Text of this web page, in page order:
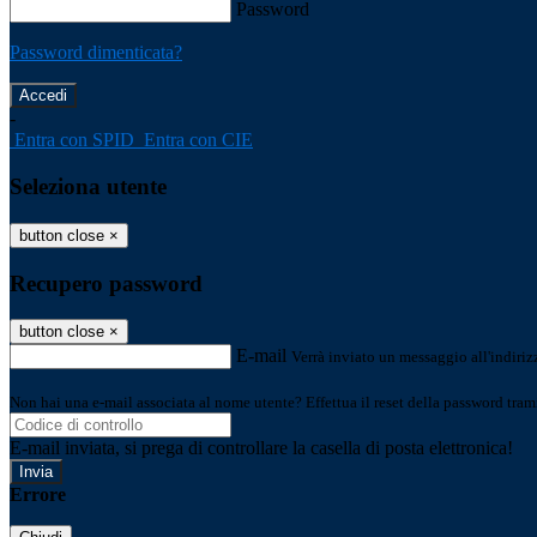
Password
Password dimenticata?
-
Entra con SPID Entra con CIE
Seleziona utente
button close ×
Recupero password
button close ×
E-mail Verrà inviato un messaggio
Non hai una e-mail associata al nome utente? Effettua il reset della password
E-mail inviata, si prega di controllare la casella di posta elettronica!
Errore